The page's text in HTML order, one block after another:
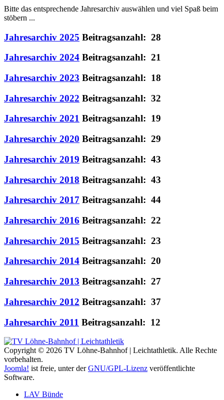
Bitte das entsprechende Jahresarchiv auswählen und viel Spaß beim
stöbern ...
Jahresarchiv 2025 Beitragsanzahl: 28
Jahresarchiv 2024 Beitragsanzahl: 21
Jahresarchiv 2023 Beitragsanzahl: 18
Jahresarchiv 2022 Beitragsanzahl: 32
Jahresarchiv 2021 Beitragsanzahl: 19
Jahresarchiv 2020 Beitragsanzahl: 29
Jahresarchiv 2019 Beitragsanzahl: 43
Jahresarchiv 2018 Beitragsanzahl: 43
Jahresarchiv 2017 Beitragsanzahl: 44
Jahresarchiv 2016 Beitragsanzahl: 22
Jahresarchiv 2015 Beitragsanzahl: 23
Jahresarchiv 2014 Beitragsanzahl: 20
Jahresarchiv 2013 Beitragsanzahl: 27
Jahresarchiv 2012 Beitragsanzahl: 37
Jahresarchiv 2011 Beitragsanzahl: 12
Copyright © 2026 TV Löhne-Bahnhof | Leichtathletik. Alle Rechte
vorbehalten.
Joomla! ist freie, unter derGNU/GPL-Lizenz veröffentlichte
Software.
LAV Bünde